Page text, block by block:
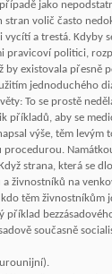
jako
stran volič často
vycítí a trestá. Kdyby
pravicoví politici,
existovala přesně
jednoduchého
To se prostě
příkladů, aby se
výše, těm levým
procedurou.
strana, která se
živnostníků na
těm živnostníkům
příklad
současně